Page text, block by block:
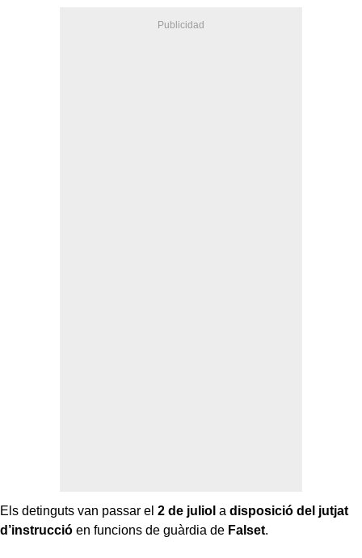
Els detinguts van passar el 2 de juliol a disposició del jutjat
d’instrucció en funcions de guàrdia de Falset.